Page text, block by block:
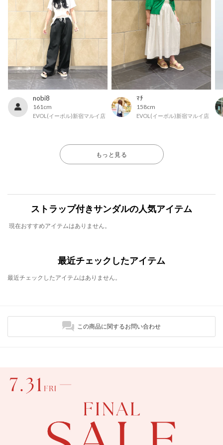
nobi8
161cm
EVOL(イーボル)新宿マルイ店
ﾏﾁ
158cm
EVOL(イーボル)新宿マルイ店
もっと見る
ストラップ付きサンダルの人気アイテム
現在おすすめアイテムはありません。
最近チェックしたアイテム
最近チェックしたアイテムはありません。
この商品に関するお問い合わせ